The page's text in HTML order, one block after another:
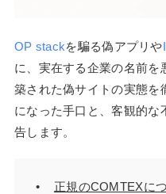
OP stackを騙る偽アプリや
に、実在する企業の名前を
築された偽サイトの実態を
になった手口と、客観的な
告します。
正規のCOMTEXに